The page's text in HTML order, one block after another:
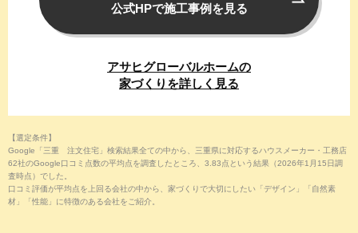
公式HPで施工事例を見る
アサヒグローバルホームの
家づくり を詳しく見る
【選定条件】
Google「三重 注文住宅」検索結果全ての中から、三重県に対応するハウスメーカー・工務店
62社のGoogle口コミ点数の平均点を調査したところ、3.83点という結果（2026年1月15日調
査時点）でした。
口コミ評価が平均点を上回る会社の中から、家づくりで大切にしたい「デザイン」「自然素
材」「性能」に特徴のある会社をご紹介。